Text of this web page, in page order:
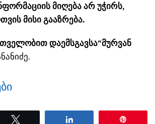
მიღება არ უჭირს,
მისი გააზრება.
დაემსგავსა“მურვან